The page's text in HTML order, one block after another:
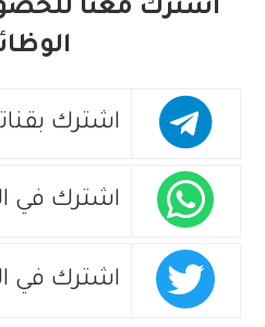
اشترك معنا
اشترك
اشترك في
اشترك في